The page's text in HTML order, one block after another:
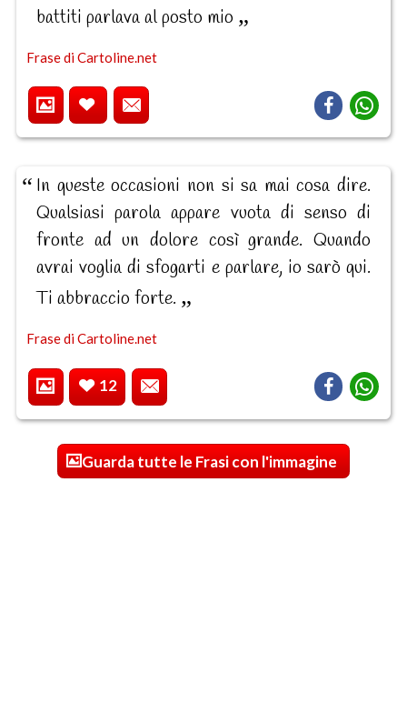
battiti parlava al posto mio
Frase di Cartoline.net
In queste occasioni non si sa mai cosa dire.
Qualsiasi parola appare vuota di senso di
fronte ad un dolore così grande. Quando
avrai voglia di sfogarti e parlare, io sarò qui.
Ti abbraccio forte.
Frase di Cartoline.net
12
Guarda tutte le Frasi con l'immagine